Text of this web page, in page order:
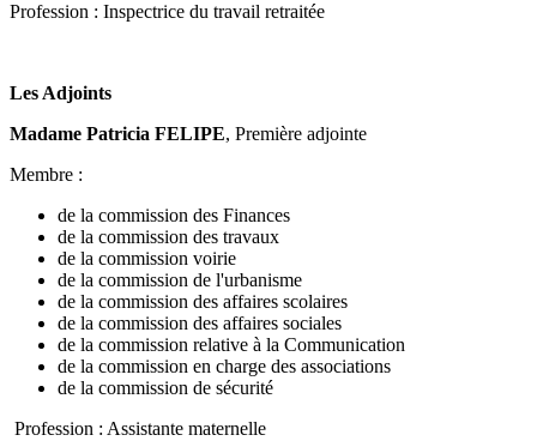
Profession : Inspectrice du travail retraitée
Les Adjoints
Madame Patricia FELIPE, Première adjointe
Membre :
de la commission des Finances
de la commission des travaux
de la commission voirie
de la commission de l'urbanisme
de la commission des affaires scolaires
de la commission des affaires sociales
de la commission relative à la Communication
de la commission en charge des associations
de la commission de sécurité
Profession : Assistante maternelle